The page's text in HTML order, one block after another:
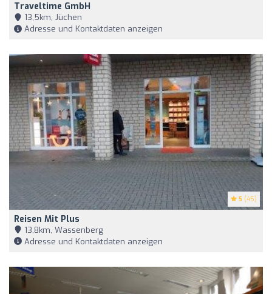
Traveltime GmbH
13,5km, Jüchen
Adresse und Kontaktdaten anzeigen
5 (45)
Reisen Mit Plus
13,8km, Wassenberg
Adresse und Kontaktdaten anzeigen